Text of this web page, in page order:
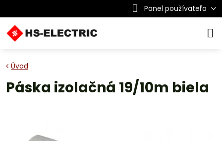
Panel používateľa
Úvod
Páska izolačná 19/10m biela